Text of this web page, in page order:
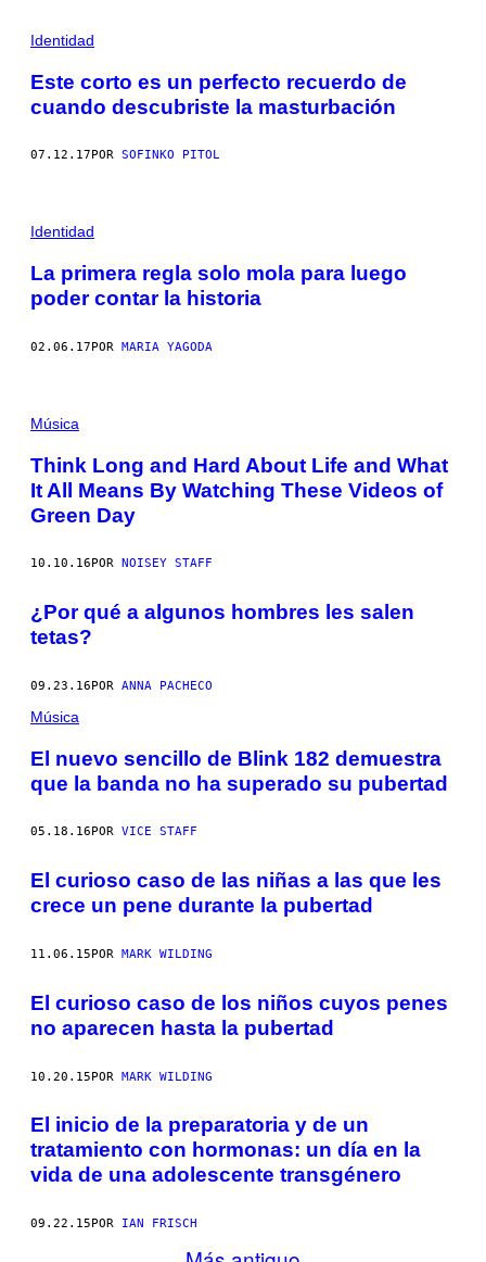
Identidad
Este corto es un perfecto recuerdo de
cuando descubriste la masturbación
07.12.17 POR SOFINKO PITOL
Identidad
La primera regla solo mola para luego
poder contar la historia
02.06.17POR MARIA YAGODA
Música
Think Long and Hard About Life and What
It All Means By Watching These Videos of
Green Day
10.10.16 POR NOISEY STAFF
¿Por qué a algunos hombres les salen
tetas?
09.23.16POR ANNA PACHECO
Música
El nuevo sencillo de Blink 182 demuestra
que la banda no ha superado su pubertad
05.18.16 POR VICE STAFF
El curioso caso de las niñas a las que les
crece un pene durante la pubertad
11.06.15POR MARK WILDING
El curioso caso de los niños cuyos penes
no aparecen hasta la pubertad
10.20.15POR MARK WILDING
El inicio de la preparatoria y de un
tratamiento con hormonas: un día en la
vida de una adolescente transgénero
09.22.15 POR IAN FRISCH